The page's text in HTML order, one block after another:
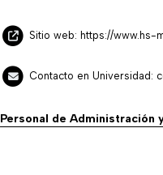
Sitio web: https://www.hs-
Contacto en Universidad:
Personal de Administración